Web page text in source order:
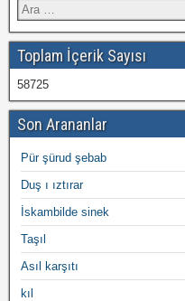
Toplam İçerik Sayısı
58725
Son Arananlar
Pür şürud şebab
Duş ı ıztırar
İskambilde sinek
Taşıl
Asıl karşıtı
kıl